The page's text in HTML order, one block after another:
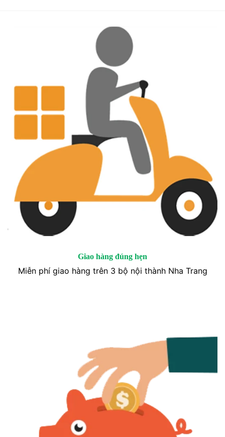
Giao hàng đúng hẹn
Miễn phí giao hàng trên 3 bộ nội thành Nha Trang